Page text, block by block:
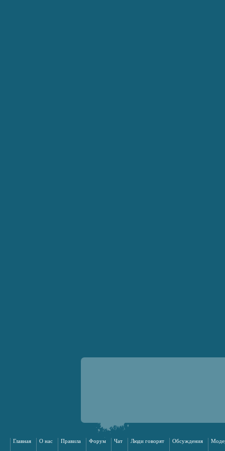
Главная О нас Правила Форум Чат Люди говорят Обсуждения